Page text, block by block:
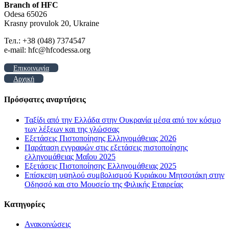
Branch of HFC
Odesa 65026
Krasny provulok 20, Ukraine
Тел.: +38 (048) 7374547
e-mail: hfc@hfcodessa.org
Επικοινωνία
Αρχική
Πρόσφατες αναρτήσεις
Ταξίδι από την Ελλάδα στην Ουκρανία μέσα από τον κόσμο
των λέξεων και της γλώσσας
Εξετάσεις Πιστοποίησης Ελληνομάθειας 2026
Παράταση εγγραφών στις εξετάσεις πιστοποίησης
ελληνομάθειας Μαΐου 2025
Εξετάσεις Πιστοποίησης Ελληνομάθειας 2025
Επίσκεψη υψηλού συμβολισμού Κυριάκου Μητσοτάκη στην
Οδησσό και στο Μουσείο της Φιλικής Εταιρείας
Kατηγορίες
Ανακοινώσεις